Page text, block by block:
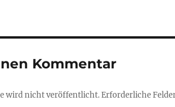
Kommentar
wird nicht veröffentlicht.Erforderliche